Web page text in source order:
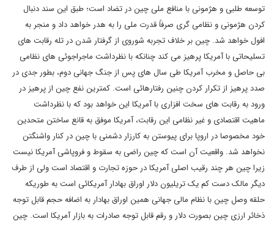
توسعه طلبی و هژمونی با منافع ملی چین در تضاد است؛ طبق این سند دنبال
کردن هژمونی و نظامی گری صرفاً قدرت ملی را به هدر خواهد داد و منجر به
افول خواهد شد. چین بر خلاف تجربه شوروی از گرفتار شدن در تله رقابت های
تسلیحاتی با آمریکا پرهیز می کند چنانکه با نظرداشت ماجراجوئی های نظامی
بی حاصل و مخرب آمریکا طی سال های پس از جنگ جهانی دوم، بطور جدی در
صدد پرهیز از تکرار کردن چنین رفتارهائی است. کمترین نفع چین از پرهیز در
ورود به رقابت های سخت افزاری با آمریکا این خواهد بود که با نظرداشت
ماهیت اقتصادی و غیر نظامی این رقابت، آمریکا موفق به قانع ساختن متحدین
خود مخصوصا در اروپا برای پیوستن به کارزار دشمنی با چین در کنار واشنگتن
نخواهد شد. واقعیت آن است که چین راضی به سقوط و فروپاشی آمریکا نیست
زیرا چین هر چند رقیب اصلی آمریکا در حوزه تجارت و اقتصاد است ولی از طرف
دیگر مالک دست کم یک تریلیون دلار اوراق بهادار آمریکائی است به طوریکه
حلقه وصل چین با نظام مالی جهانی همین اوراق بهادار به اضافه حجم قابل توجه
ذخائر ارزی چین بصورت دلار و رقم قابل توجه صادرات به بازار آمریکا است. چین